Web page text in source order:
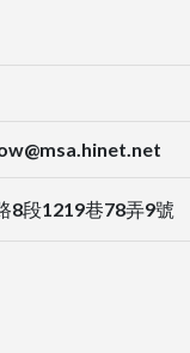
8段1219巷78弄9號